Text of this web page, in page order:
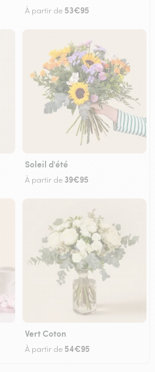
À partir de 53€95
Soleil d'été
À partir de 39€95
Vert Coton
À partir de 54€95